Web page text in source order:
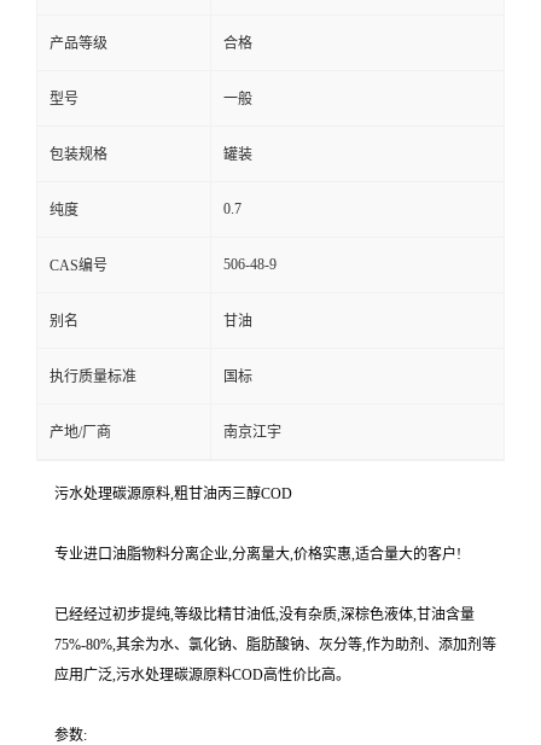
产品等级 合格
型号 一般
包装规格 罐装
纯度 0.7
CAS编号 506-48-9
别名 甘油
执行质量标准 国标
产地/厂商 南京江宇
污水处理碳源原料,粗甘油丙三醇COD
专业进口油脂物料分离企业,分离量大,价格实惠,适合量大的客户!
已经经过初步提纯,等级比精甘油低,没有杂质,深棕色液体,甘油含量
75%-80%,其余为水、氯化钠、脂肪酸钠、灰分等,作为助剂、添加剂等
应用广泛,污水处理碳源原料COD高性价比高。
参数: